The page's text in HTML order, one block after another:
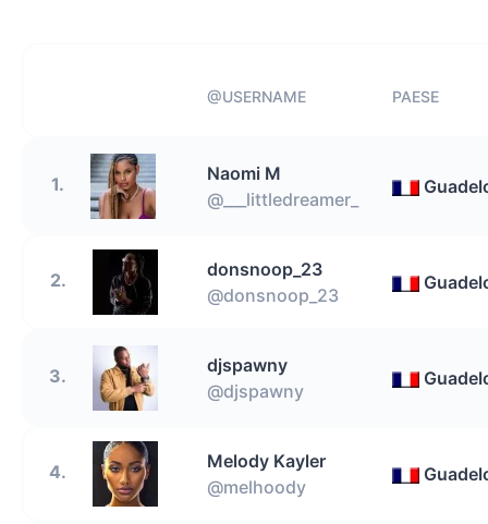
@USERNAME PAESE
1.
Naomi M
@___littledreamer_
2.
donsnoop_23
@donsnoop_23
3.
djspawny
@djspawny
4.
Melody Kayler
@melhoody